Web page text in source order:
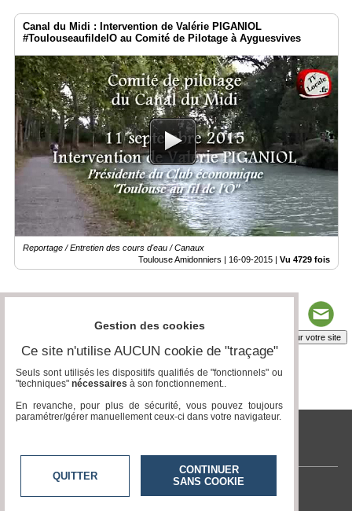
Canal du Midi : Intervention de Valérie PIGANIOL
#ToulouseaufildelO au Comité de Pilotage à Ayguesvives
Reportage / Entretien des cours d'eau / Canaux
Toulouse Amidonniers | 16-09-2015 | Vu 4729 fois
Insérez sur votre site
tvlocale.fr
Contactez-nous
Gestion des cookies
Ce site n'utilise AUCUN cookie de "traçage"
Seuls sont utilisés les dispositifs qualifiés de "fonctionnels" ou
"techniques" nécessaires à son fonctionnement..
En revanche, pour plus de sécurité, vous pouvez toujours
paramétrer/gérer manuellement ceux-ci dans votre navigateur.
QUITTER
CONTINUER
SANS COOKIE